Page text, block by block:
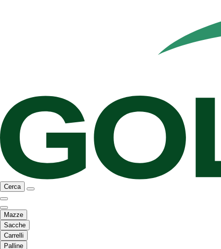
Cerca
Mazze
Sacche
Carrelli
Palline